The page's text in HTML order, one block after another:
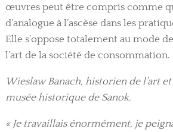
œuvres peut être compris comme
d’analogue à l’ascèse dans les
Elle s’oppose totalement au mode
l’art de la société de consommation.
Wieslaw Banach, historien de l’art
musée historique de Sanok.
« Je travaillais énormément, je